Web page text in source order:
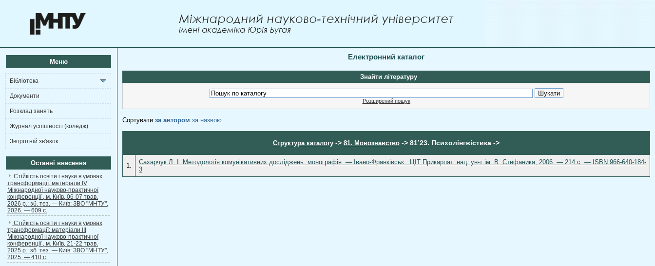
Меню
Бібліотека
Документи
Розклад занять
Журнал успішності (коледж)
Зворотній зв'язок
Останні внесення
Стійкість освіти і науки в умовах
трансформації: матеріали ІV
Міжнародної науково-практичної
конференції , м. Київ, 06-07 трав.
2026 р.: зб. тез. — Київ: ЗВО "МНТУ",
2026. — 609 с.
Стійкість освіти і науки в умовах
трансформації: матеріали ІІІ
Міжнародної науково-практичної
конференції , м. Київ, 21-22 трав.
2025 р.: зб. тез. — Київ: ЗВО "МНТУ",
2025. — 410 с.
Електронний каталог
Знайти літературу
Розширений пошук
Сортувати за автором за назвою
Структура каталогу -> 81. Мовознавство -> 81’23. Психолінгвістика ->
1.
Сахарчук Л. І. Методологія комунікативних досліджень: монографія. — Івано-Франківськ : ЦІТ Прикарпат. нац. ун-т ім. В. Стефаника, 2006. — 214 с. — ISBN 966-640-184-
3